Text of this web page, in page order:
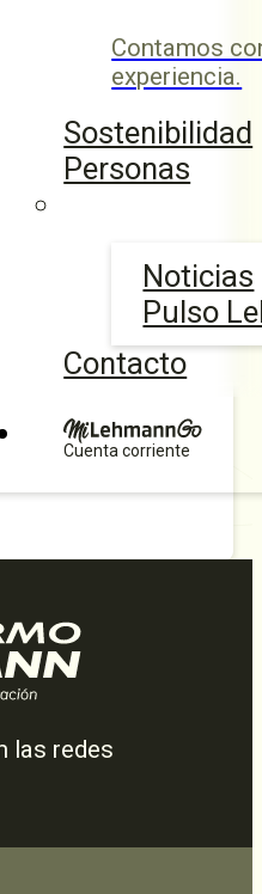
Contamos
experiencia.
Sostenibilidad
Personas
Noticias
Pulso
Contacto
Cuenta corriente
las redes